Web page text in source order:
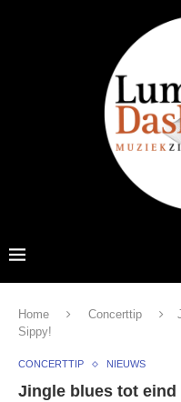
Home Concerttip
Sippy!
CONCERTTIP NIEUWS
Jingle blues tot